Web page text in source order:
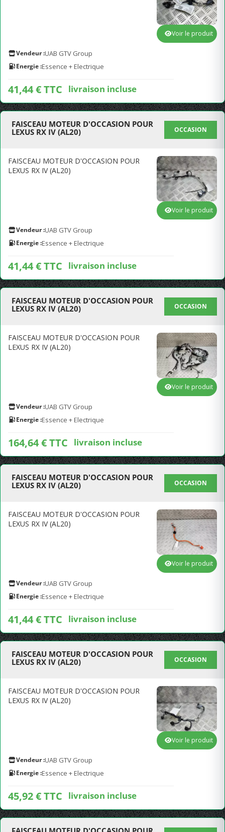
Vendeur :UAB GTV Group
Energie :Essence + Electrique
41,44 € TTC livraison incluse
Voir le produit
FAISCEAU MOTEUR D'OCCASION POUR
LEXUS RX IV (AL20)
OCCASION
FAISCEAU MOTEUR D'OCCASION POUR
LEXUS RX IV (AL20)
Vendeur :UAB GTV Group
Energie :Essence + Electrique
41,44 € TTC livraison incluse
Voir le produit
FAISCEAU MOTEUR D'OCCASION POUR
LEXUS RX IV (AL20)
OCCASION
FAISCEAU MOTEUR D'OCCASION POUR
LEXUS RX IV (AL20)
Vendeur :UAB GTV Group
Energie :Essence + Electrique
164,64 € TTC livraison incluse
Voir le produit
FAISCEAU MOTEUR D'OCCASION POUR
LEXUS RX IV (AL20)
OCCASION
FAISCEAU MOTEUR D'OCCASION POUR
LEXUS RX IV (AL20)
Vendeur :UAB GTV Group
Energie :Essence + Electrique
41,44 € TTC livraison incluse
Voir le produit
FAISCEAU MOTEUR D'OCCASION POUR
LEXUS RX IV (AL20)
OCCASION
FAISCEAU MOTEUR D'OCCASION POUR
LEXUS RX IV (AL20)
Vendeur :UAB GTV Group
Energie :Essence + Electrique
45,92 € TTC livraison incluse
Voir le produit